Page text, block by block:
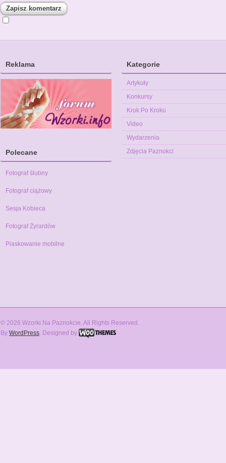
Reklama
Polecane
Fotograf ślubny
Fotograf ciążowy
Sesja Kobieca
Fotograf Żyrardów
Piaskowanie mobilne
Kategorie
Artykuły
Konkursy
Krok Po Kroku
Video
Wydarzenia
Zdjęcia Paznokci
© 2026 Wzorki Na Paznokcie. All Rights Reserved.
By WordPress. Designed by